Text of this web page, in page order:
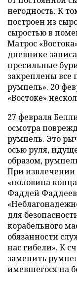
негодность. К
построен из
сыростью в
Матрос
дневнике
пресильные
закреплены все
румпель». 20
«Востоке»
27 февраля
осмотра
румпель. Это
осью руля,
образом,
При извлечении
«половина
Фаддей
для
корабельного
обязанности
нас гибели». К
заменить
имевшегося на